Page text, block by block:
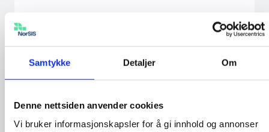
Samtykke Detaljer Om
Denne nettsiden anvender cookies
Vi bruker informasjonskapsler for å gi innhold og annonser